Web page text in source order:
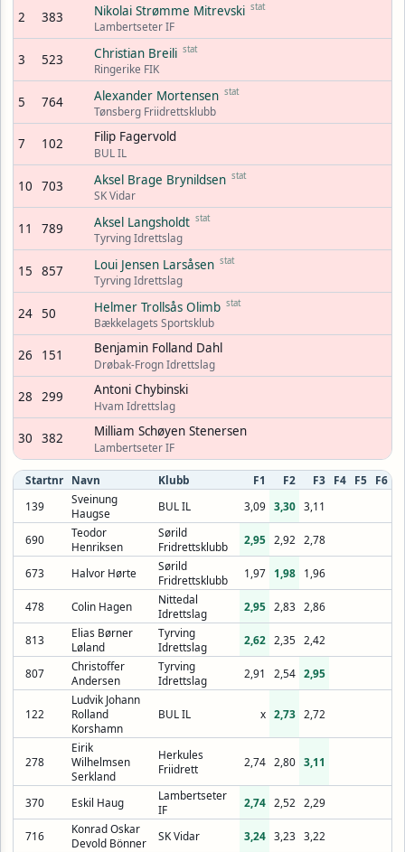
2 383 Nikolai Strømme Mitrevski stat
Lambertseter IF
3 523 Christian Breili stat
Ringerike FIK
5 764 Alexander Mortensen stat
Tønsberg Friidrettsklubb
7 102 Filip Fagervold
BUL IL
10 703 Aksel Brage Brynildsen stat
SK Vidar
11 789 Aksel Langsholdt stat
Tyrving Idrettslag
15 857 Loui Jensen Larsåsen stat
Tyrving Idrettslag
24 50 Helmer Trollsås Olimb stat
Bækkelagets Sportsklub
26 151 Benjamin Folland Dahl
Drøbak-Frogn Idrettslag
28 299 Antoni Chybinski
Hvam Idrettslag
30 382 Milliam Schøyen Stenersen
Lambertseter IF
Startnr Navn Klubb F1 F2 F3 F4 F5
F6
139
Sveinung
Haugse
BUL IL 3,09 3,30 3,11
690
Teodor
Henriksen
Sørild
Fridrettsklubb
2,95 2,92 2,78
673 Halvor Hørte
Sørild
Fridrettsklubb
1,97 1,98 1,96
478 Colin Hagen
Nittedal
Idrettslag
2,95 2,83 2,86
813
Elias Børner
Løland
Tyrving
Idrettslag
2,62 2,35 2,42
807
Christoffer
Andersen
Tyrving
Idrettslag
2,91 2,54 2,95
122
Ludvik Johann
Rolland
Korshamn
BUL IL x 2,73 2,72
278
Eirik
Wilhelmsen
Serkland
Herkules
Friidrett
2,74 2,80 3,11
370 Eskil Haug
Lambertseter
IF
2,74 2,52 2,29
716
Konrad Oskar
Devold Bönner
SK Vidar 3,24 3,23 3,22